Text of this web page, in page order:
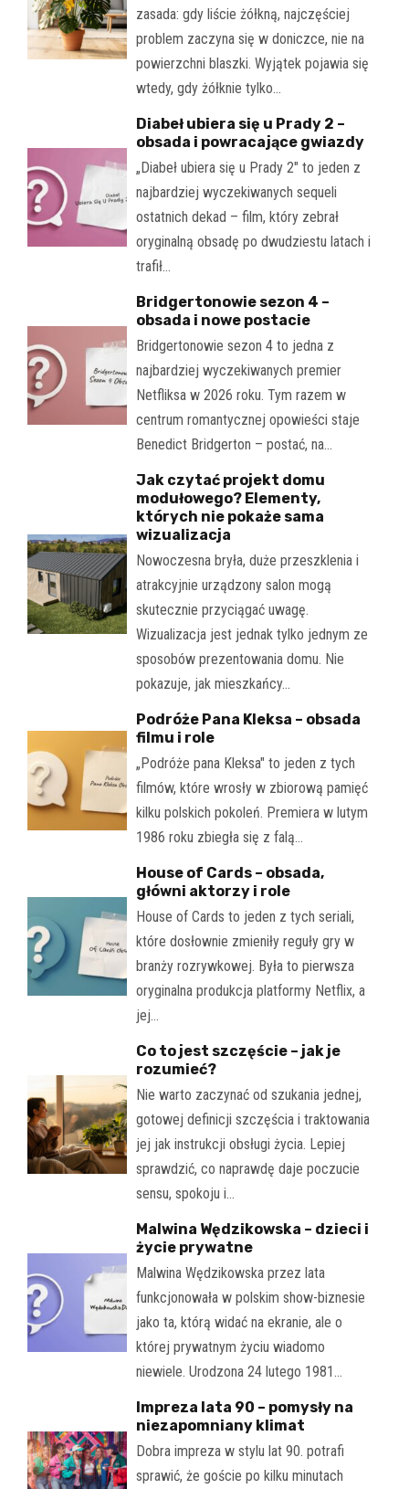
zasada: gdy liście żółkną, najczęściej
problem zaczyna się w doniczce, nie na
powierzchni blaszki. Wyjątek pojawia się
wtedy, gdy żółknie tylko…
Diabeł ubiera się u Prady 2 –
obsada i powracające gwiazdy
„Diabeł ubiera się u Prady 2" to jeden z
najbardziej wyczekiwanych sequeli
ostatnich dekad – film, który zebrał
oryginalną obsadę po dwudziestu latach i
trafił…
Bridgertonowie sezon 4 –
obsada i nowe postacie
Bridgertonowie sezon 4 to jedna z
najbardziej wyczekiwanych premier
Netfliksa w 2026 roku. Tym razem w
centrum romantycznej opowieści staje
Benedict Bridgerton – postać, na…
Jak czytać projekt domu
modułowego? Elementy,
których nie pokaże sama
wizualizacja
Nowoczesna bryła, duże przeszklenia i
atrakcyjnie urządzony salon mogą
skutecznie przyciągać uwagę.
Wizualizacja jest jednak tylko jednym ze
sposobów prezentowania domu. Nie
pokazuje, jak mieszkańcy…
Podróże Pana Kleksa – obsada
filmu i role
„Podróże pana Kleksa" to jeden z tych
filmów, które wrosły w zbiorową pamięć
kilku polskich pokoleń. Premiera w lutym
1986 roku zbiegła się z falą…
House of Cards – obsada,
główni aktorzy i role
House of Cards to jeden z tych seriali,
które dosłownie zmieniły reguły gry w
branży rozrywkowej. Była to pierwsza
oryginalna produkcja platformy Netflix, a
jej…
Co to jest szczęście – jak je
rozumieć?
Nie warto zaczynać od szukania jednej,
gotowej definicji szczęścia i traktowania
jej jak instrukcji obsługi życia. Lepiej
sprawdzić, co naprawdę daje poczucie
sensu, spokoju i…
Malwina Wędzikowska – dzieci i
życie prywatne
Malwina Wędzikowska przez lata
funkcjonowała w polskim show-biznesie
jako ta, którą widać na ekranie, ale o
której prywatnym życiu wiadomo
niewiele. Urodzona 24 lutego 1981…
Impreza lata 90 – pomysły na
niezapomniany klimat
Dobra impreza w stylu lat 90. potrafi
sprawić, że goście po kilku minutach